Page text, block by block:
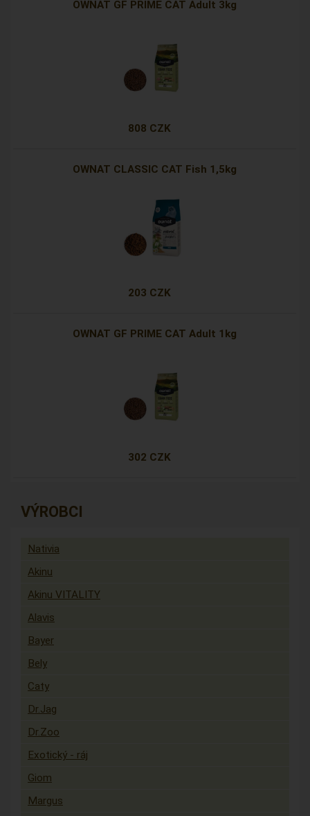
OWNAT GF PRIME CAT Adult 3kg
808 CZK
OWNAT CLASSIC CAT Fish 1,5kg
203 CZK
OWNAT GF PRIME CAT Adult 1kg
302 CZK
VÝROBCI
Nativia
Akinu
Akinu VITALITY
Alavis
Bayer
Bely
Caty
Dr.Jag
Dr.Zoo
Exotický - ráj
Giom
Margus